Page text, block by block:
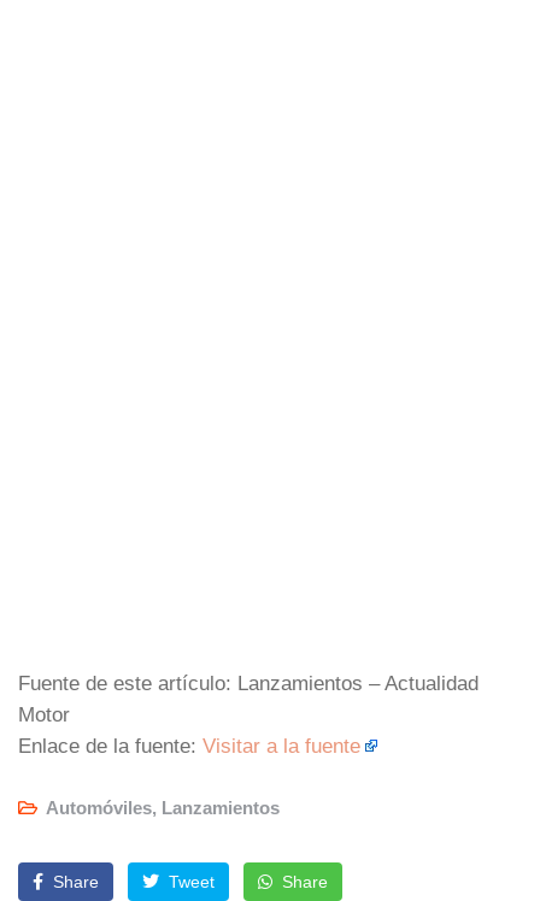
Fuente de este artículo: Lanzamientos – Actualidad
Motor
Enlace de la fuente: Visitar a la fuente
Automóviles, Lanzamientos
Share Tweet Share